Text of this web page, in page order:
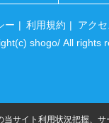
ー 利用規約 アク
shogo/ All rights
当サイト利用状況把握、サ